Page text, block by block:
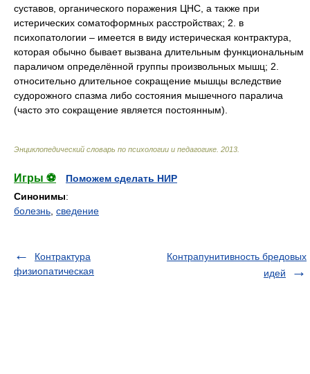
суставов, органического поражения ЦНС, а также при
истерических соматоформных расстройствах; 2. в
психопатологии – имеется в виду истерическая контрактура,
которая обычно бывает вызвана длительным функциональным
параличом определённой группы произвольных мышц; 2.
относительно длительное сокращение мышцы вследствие
судорожного спазма либо состояния мышечного паралича
(часто это сокращение является постоянным).
Энциклопедический словарь по психологии и педагогике 2013
Игры ⚽
Поможем сделать НИР
Синонимы:
болезнь сведение
Контрактура
физиопатическая
Контрапунитивность бредовых
идей